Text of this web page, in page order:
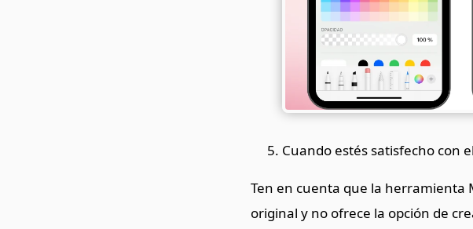
Cuando estés satisfecho con
Ten en cuenta que la herramienta
original y no ofrece la opción de